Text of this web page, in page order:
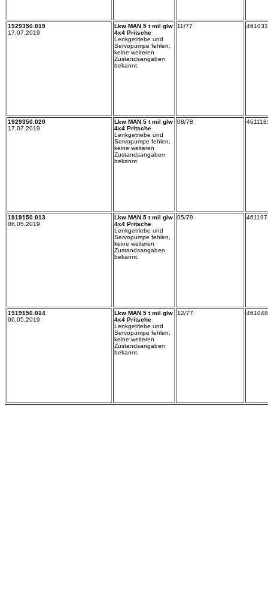
1929350.019
17.07.2019
Lkw MAN 5 t mil glw
4x4 Pritsche
Lenkgetriebe und
Servopumpe fehlen,
keine weiteren
Zustandsangaben
bekannt.
11/77
1929350.020
17.07.2019
Lkw MAN 5 t mil glw
4x4 Pritsche
Lenkgetriebe und
Servopumpe fehlen,
keine weiteren
Zustandsangaben
bekannt.
08/78
1919150.013
06.05.2019
Lkw MAN 5 t mil glw
4x4 Pritsche
Lenkgetriebe und
Servopumpe fehlen,
keine weiteren
Zustandsangaben
bekannt.
05/79
1919150.014
06.05.2019
Lkw MAN 5 t mil glw
4x4 Pritsche
Lenkgetriebe und
Servopumpe fehlen,
keine weiteren
Zustandsangaben
bekannt.
12/77